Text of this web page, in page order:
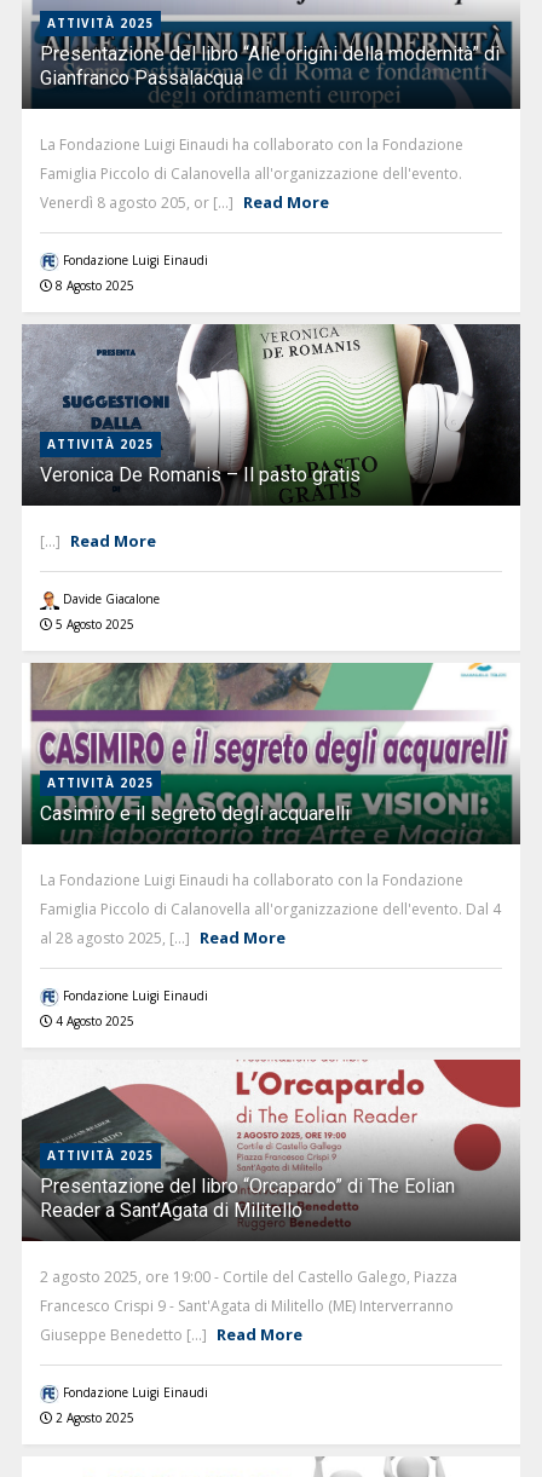
ATTIVITÀ 2025
Presentazione del libro “Alle origini della modernità” di
Gianfranco Passalacqua
La Fondazione Luigi Einaudi ha collaborato con la Fondazione
Famiglia Piccolo di Calanovella all'organizzazione dell'evento.
Venerdì 8 agosto 205, or [...] Read More
Fondazione Luigi Einaudi
8 Agosto 2025
ATTIVITÀ 2025
Veronica De Romanis – Il pasto gratis
[...] Read More
Davide Giacalone
5 Agosto 2025
ATTIVITÀ 2025
Casimiro e il segreto degli acquarelli
La Fondazione Luigi Einaudi ha collaborato con la Fondazione
Famiglia Piccolo di Calanovella all'organizzazione dell'evento. Dal 4
al 28 agosto 2025, [...] Read More
Fondazione Luigi Einaudi
4 Agosto 2025
ATTIVITÀ 2025
Presentazione del libro “Orcapardo” di The Eolian
Reader a Sant’Agata di Militello
2 agosto 2025, ore 19:00 - Cortile del Castello Galego, Piazza
Francesco Crispi 9 - Sant'Agata di Militello (ME) Interverranno
Giuseppe Benedetto [...] Read More
Fondazione Luigi Einaudi
2 Agosto 2025